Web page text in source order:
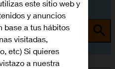
este sitio web y
y anuncios
base a tus hábitos
visitadas,
etc) Si quieres
a nuestra